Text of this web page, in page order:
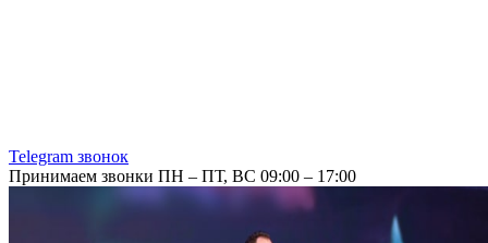
Telegram звонок
Принимаем звонки ПН – ПТ, ВС 09:00 – 17:00